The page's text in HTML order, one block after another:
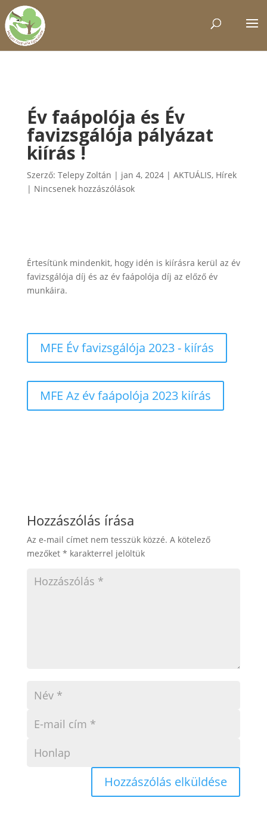
Év faápolója és Év
favizsgálója pályázat
kiírás !
Szerző: Telepy Zoltán | jan 4, 2024| AKTUÁLIS, Hírek
| Nincsenek hozzászólások
Értesítünk mindenkit, hogy idén is kiírásra kerül az év
favizsgálója díj és az év faápolója díj az előző év
munkáira.
MFE Év favizsgálója 2023 - kiírás
MFE Az év faápolója 2023 kiírás
Hozzászólás írása
Az e-mail címet nem tesszük közzé. A kötelező
mezőket * karakterrel jelöltük